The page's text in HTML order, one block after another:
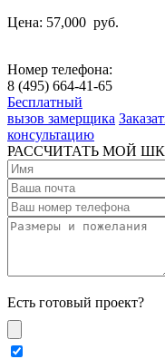
Цена: 57,000 руб.
Номер телефона:
8 (495) 664-41-65
Бесплатный
вызов замерщика
консультацию
РАССЧИТАТЬ МОЙ
Есть готовый проект?